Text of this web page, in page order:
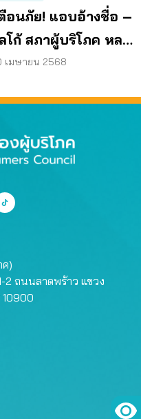
อนภัย! แอบอ้างชื่อ –
โก้ สภาผู้บริโภค หลอก
อยกู้ผ่านเว็บเถื่อน
เมษายน 2568
)
2 ถนนลาดพร้าว แขวง
10900